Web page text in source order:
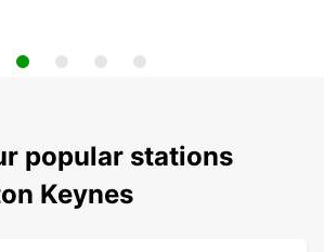
popular stations
Keynes